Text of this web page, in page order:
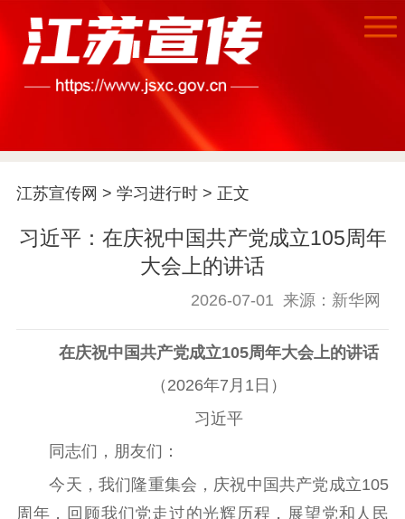
江苏宣传网 > 学习进行时> 正文
习近平：在庆祝中国共产党成立105周年
大会上的讲话
2026-07-01 来源：新华网
在庆祝中国共产党成立105周年大会上的讲话
（2026年7月1日）
习近平
同志们，朋友们：
今天，我们隆重集会，庆祝中国共产党成立105
周年，回顾我们党走过的光辉历程，展望党和人民